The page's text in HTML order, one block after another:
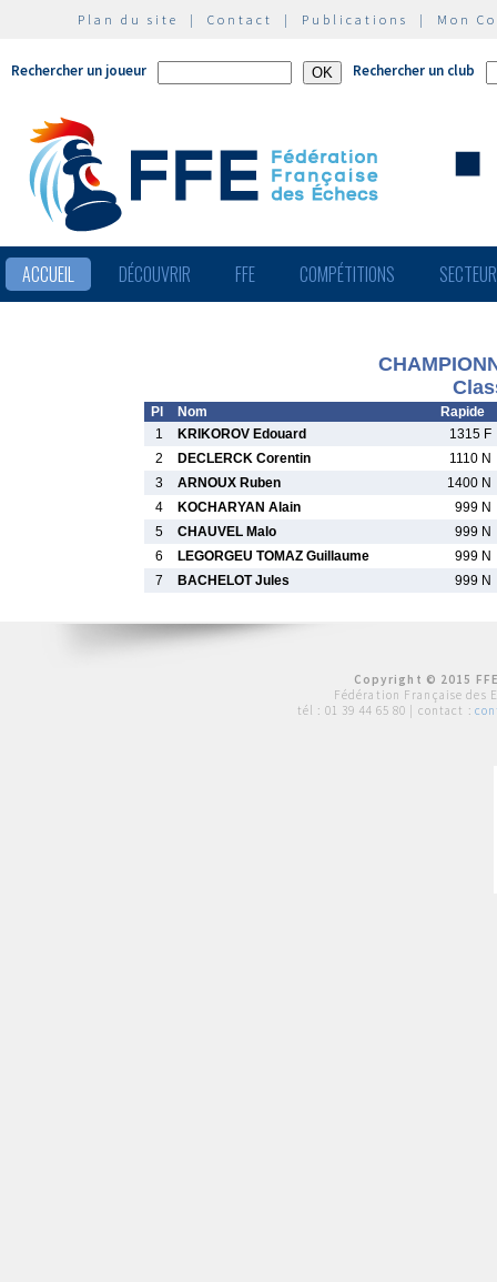
Plan du site | Contact | Publications | Mon
Rechercher un joueur Rechercher un club
ACCUEIL DÉCOUVRIR FFE COMPÉTITIONS
Pl Nom
Rapide
1
KRIKOROV Edouard
1315 F
2
DECLERCK Corentin
1110 N
3
ARNOUX Ruben
1400 N
4
KOCHARYAN Alain
999 N
5
CHAUVEL Malo
999 N
6
LEGORGEU TOMAZ Guillaume
999 N
7
BACHELOT Jules 999 N
Copyright © 2015
Fédération Française des
tél : 01 39 44 65 80 | contact :